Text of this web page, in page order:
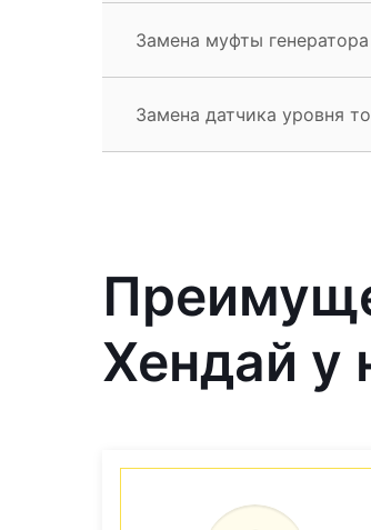
Замена муфты
Замена датчика уровня
Хендай у